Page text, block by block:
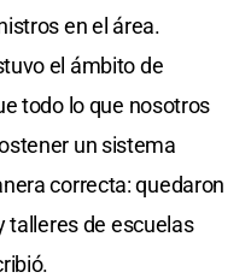
en el área.
el ámbito de
todo lo que nosotros
un sistema
correcta: quedaron
talleres de escuelas